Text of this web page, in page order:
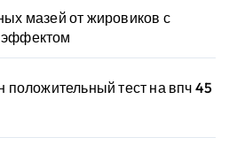
мазей от жировиков с
положительный тест на впч 45